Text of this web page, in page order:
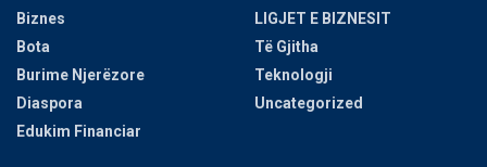
Biznes
Bota
Burime Njerëzore
Diaspora
Edukim Financiar
LIGJET E BIZNESIT
Të Gjitha
Teknologji
Uncategorized